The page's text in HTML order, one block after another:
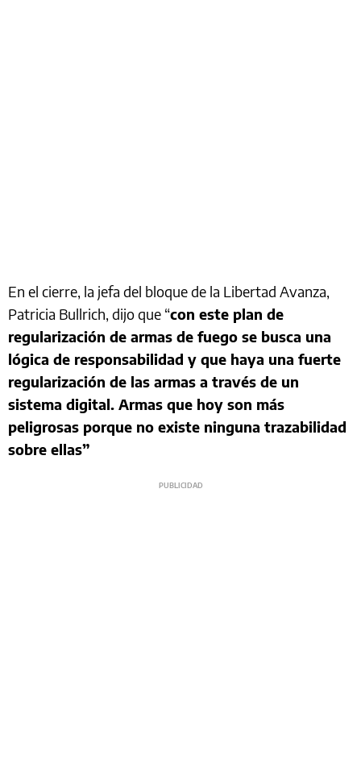
En el cierre, la jefa del bloque de la Libertad Avanza,
Patricia Bullrich, dijo que “con este plan de
regularización de armas de fuego se busca una
lógica de responsabilidad y que haya una fuerte
regularización de las armas a través de un
sistema digital. Armas que hoy son más
peligrosas porque no existe ninguna trazabilidad
sobre ellas”